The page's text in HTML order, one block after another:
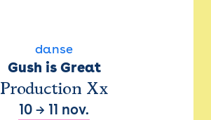
danse
Gush is Great
Production Xx
10 → 11 nov.